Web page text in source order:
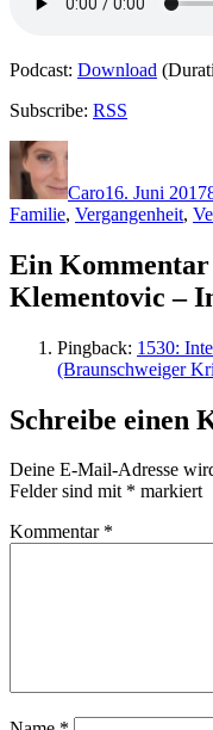
Podcast: Download
Subscribe: RSS
Autor
Caro16. Juni 2017
Familie, Vergangenheit,
Ein Kommentar
Klementovic –
Pingback: 1530:
(Braunschweiger
Schreibe einen
Deine E-Mail-Adresse
Felder sind mit * markiert
Kommentar *